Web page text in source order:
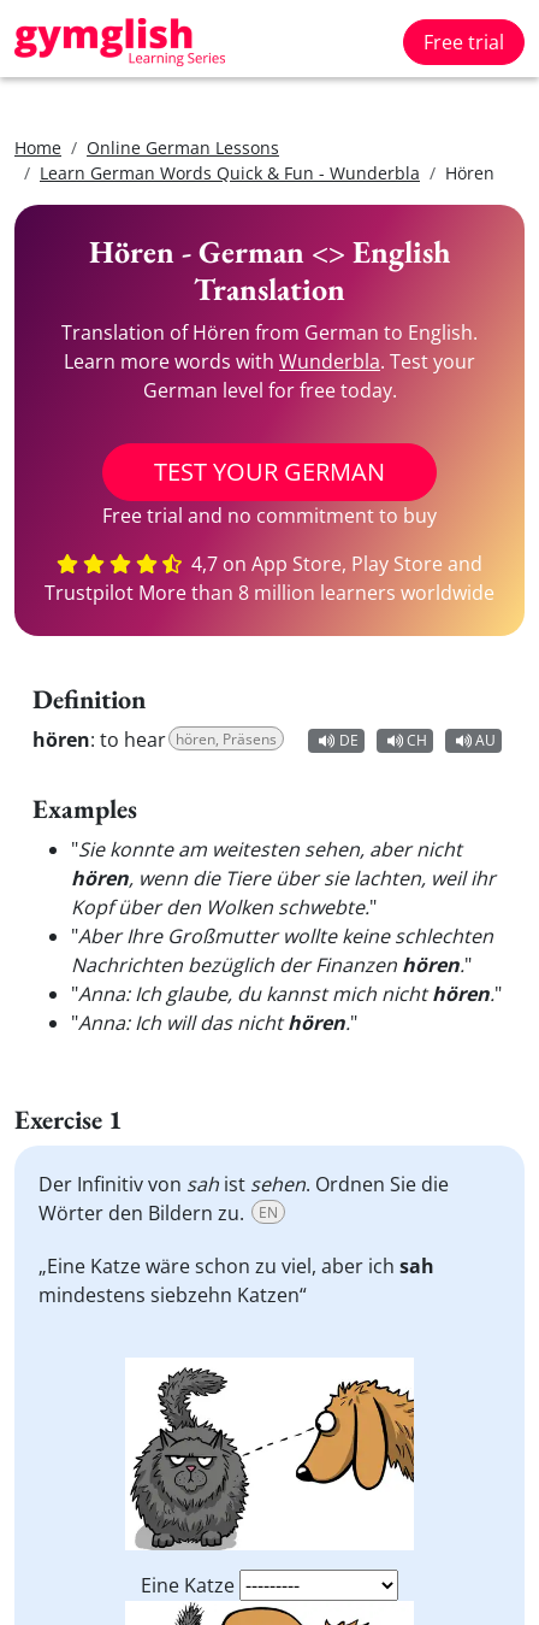
Free trial
Home
Online German Lessons
Learn German Words Quick & Fun - Wunderbla
Hören
Hören - German <> English
Translation
Translation of Hören from German to English.
Learn more words with Wunderbla. Test your
German level for free today.
TEST YOUR GERMAN
Free trial and no commitment to buy
4,7 on App Store, Play Store and
Trustpilot More than 8 million learners worldwide
Definition
hören: to hear hören, Präsens DE CH AU
Examples
"Sie konnte am weitesten sehen, aber nicht
hören, wenn die Tiere über sie lachten, weil ihr
Kopf über den Wolken schwebte."
"Aber Ihre Großmutter wollte keine schlechten
Nachrichten bezüglich der Finanzen hören."
"Anna: Ich glaube, du kannst mich nichthören."
"Anna: Ich will das nichthören."
Exercise 1
Der Infinitiv von sah ist sehen. Ordnen Sie die
Wörter den Bildern zu.
EN
„Eine Katze wäre schon zu viel, aber ich sah
mindestens siebzehn Katzen“
Eine Katze